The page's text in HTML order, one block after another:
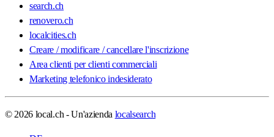
search.ch
renovero.ch
localcities.ch
Creare / modificare / cancellare l'inscrizione
Area clienti per clienti commerciali
Marketing telefonico indesiderato
© 2026 local.ch - Un'azienda localsearch